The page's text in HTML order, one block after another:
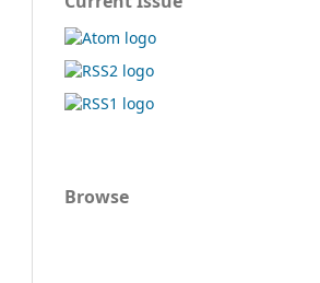
Browse